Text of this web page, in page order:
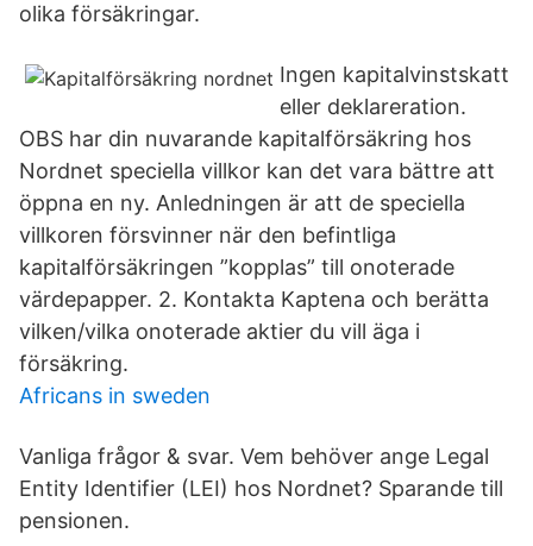
olika försäkringar.
Ingen kapitalvinstskatt
eller deklareration.
OBS har din nuvarande kapitalförsäkring hos
Nordnet speciella villkor kan det vara bättre att
öppna en ny. Anledningen är att de speciella
villkoren försvinner när den befintliga
kapitalförsäkringen ”kopplas” till onoterade
värdepapper. 2. Kontakta Kaptena och berätta
vilken/vilka onoterade aktier du vill äga i
försäkring.
Africans in sweden
Vanliga frågor & svar. Vem behöver ange Legal
Entity Identifier (LEI) hos Nordnet? Sparande till
pensionen.